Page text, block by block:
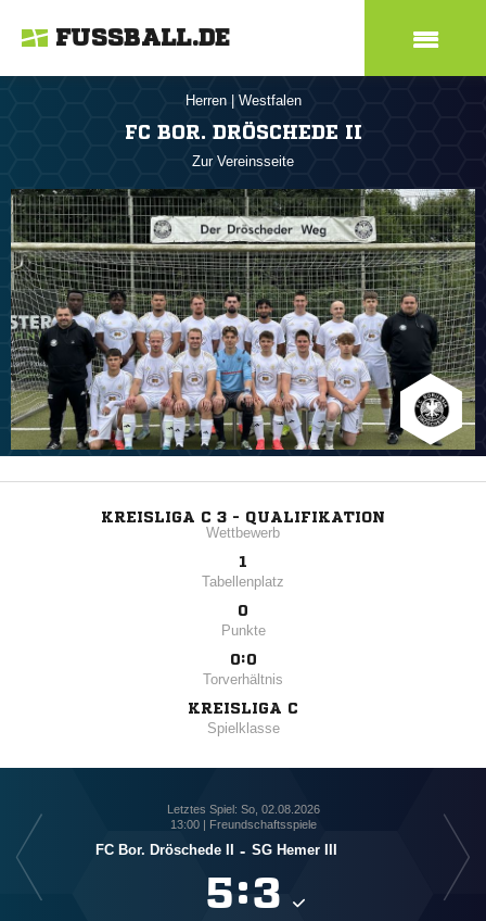
FUSSBALL.DE
Herren Westfalen
FC BOR. DRÖSCHEDE II
Zur Vereinsseite
KREISLIGA C 3 - QUALIFIKATION
Wettbewerb
1
Tabellenplatz
0
Punkte
0:0
Torverhältnis
KREISLIGA C
Spielklasse
Letztes Spiel: So, 02.08.2026
13:00 | Freundschaftsspiele
FC Bor. Dröschede II - SG Hemer III
: